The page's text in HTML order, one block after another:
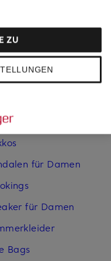
für Herren
für Herren
für Damen
für Damen
für Damen
Bags
ZU